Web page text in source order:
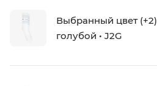
Выбранный цвет (+2)
голубой • J2G